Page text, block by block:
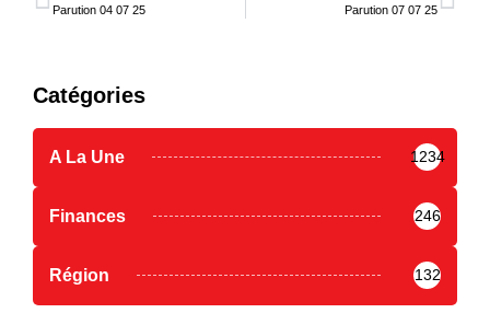
Parution 04 07 25 Parution 07 07 25
Catégories
A La Une 1234
Finances 246
Région 132